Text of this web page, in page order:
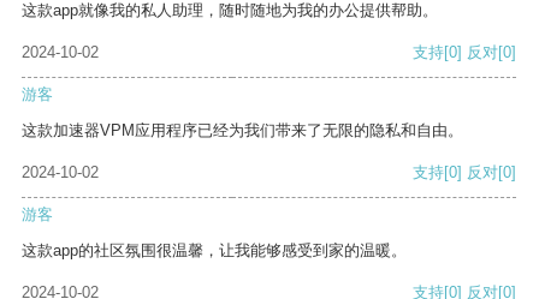
这款app就像我的私人助理，随时随地为我的办公提供帮助。
2024-10-02 支持[0] 反对[0]
游客
这款加速器VPM应用程序已经为我们带来了无限的隐私和自由。
2024-10-02 支持[0] 反对[0]
游客
这款app的社区氛围很温馨，让我能够感受到家的温暖。
2024-10-02 支持[0] 反对[0]